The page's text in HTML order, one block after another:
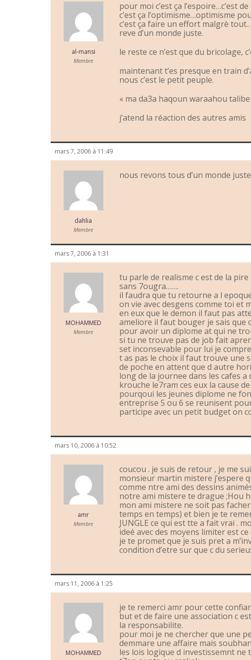
al-mansi
Membre
pour moi c’est ça l’espoire…c’est
c’est ça l’optimisme…optimisme
c’est ça faire un effort malgrè
reve d’un monde juste.
le reste ce n’est que du bricolage,
maintenant t’es presque en train
nous c’est le petit peuple.
« ma da3a haqoun waraahou talibe
j’atend la réaction des autres amis
mars 7, 2006 à 11:49
dahlia
Membre
nous revons tous d’un monde
mars 7, 2006 à 1:31
MOHAMMED
Membre
tu parle de realisme c est de la
sans 7ougra…….
il faudra que tu retourne a l
on vie avec desgens comme toi et
en eux que le demon il faut pas
ameliore il faut bouger je sais que
pour avoir un diplome at qui ne
si tu ne trouve pas de job fait
set inconsevable pour lui je
t as pas le choix il faut trouve une
de poche en attent que d autre
long de la journee dans les cafes
krouche le7ram ces eux la cause
pourqoui les jeunes diplome ne
entreprise 5 ou 6 se reunisent
participe avec un petit budget on
mars 10, 2006 à 10:52
amr
Membre
coucou . je suis de retour , je me
monsieur martin mistere j’espere
comme ntre ami des dessins
notre ami mistere te drague ;Hou
mon ami mistere ne soit pas
temps en temps) et bien je te
JUNGLE ce qui est tte a fait vrai .
ideé avec des moyens limiter est
je te promet que je suis pret a
condition d’etre sur que c du
mars 11, 2006 à 1:25
MOHAMMED
je te remerci amr pour cette
but et de faire une association c
la responsabilite.
pour moi je ne chercher que une
demmare une affaire mais
les lois logique d investissemnt ne